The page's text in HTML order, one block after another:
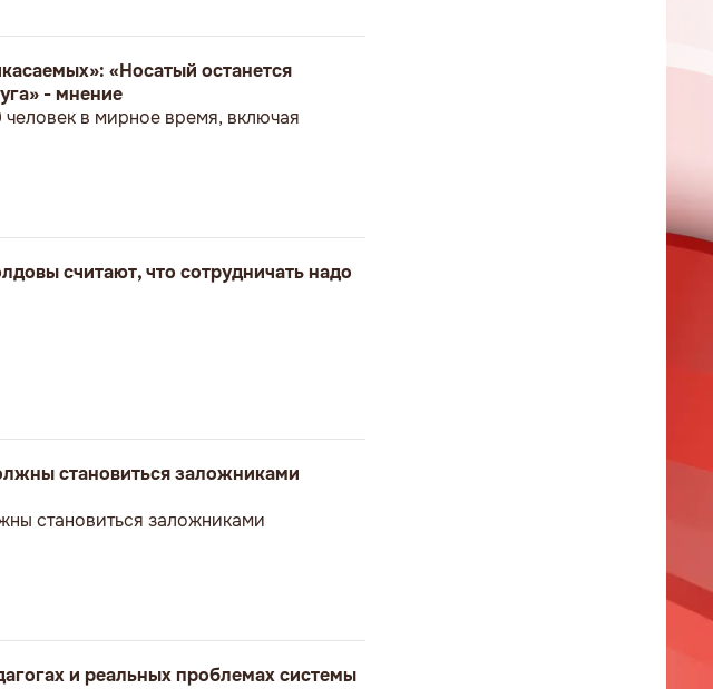
«Носатый останется
- мнение
в мирное время, включая
считают, что сотрудничать надо
становиться заложниками
становиться заложниками
и реальных проблемах системы